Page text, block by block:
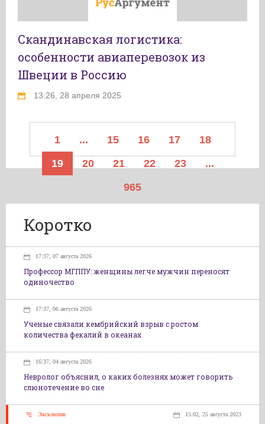
Скандинавская логистика:
особенности авиаперевозок из
Швеции в Россию
13:26, 28 апреля 2025
1 ... 15 16 17
18
19
20 21 22 23
...
965
Коротко
17:37, 07 августа 2026
Профессор МГППУ: женщины легче мужчин переносят
одиночество
17:37, 06 августа 2026
Ученые связали кембрийский взрыв с ростом
количества фекалий в океанах
16:37, 04 августа 2026
Невролог объяснил, о каких болезнях может говорить
слюнотечение во сне
Эксклюзив 15:02, 25 августа 2023